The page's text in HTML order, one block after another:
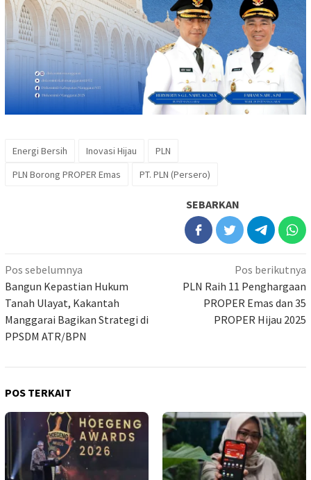
Energi Bersih Inovasi Hijau
PLN
PLN Borong PROPER Emas
PT. PLN (Persero)
SEBARKAN
Navigasi
pos
Pos sebelumnya
Bangun Kepastian Hukum
Tanah Ulayat, Kakantah
Manggarai Bagikan Strategi di
PPSDM ATR/BPN
Pos berikutnya
PLN Raih 11 Penghargaan
PROPER Emas dan 35
PROPER Hijau 2025
POS TERKAIT